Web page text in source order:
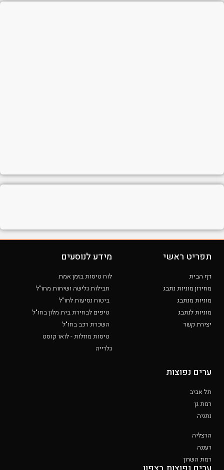
תפריט ראשי
דף הבית
מחירון מוניות נתבג
מוניות מנתבג
מוניות לנתבג
יצירת קשר
מידע לנוסעים
לוח טיסות בזמן אמת
חבילות גלישה ושיחות מחו"ל
ביטוח נסיעות לחו"ל
טיפים לבחירת בית מלון בחו"ל
השכרת רכב בחו"ל
טיסות מוזלות - לואו קוסט
גלרייה
ערים נפוצות
תל אביב
רמת גן
נתניה
הרצליה
רעננה
רמת השרון